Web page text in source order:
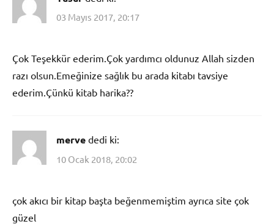
03 Mayıs 2017, 20:17
Çok Teşekkür ederim.Çok yardımcı oldunuz Allah sizden
razı olsun.Emeğinize sağlık bu arada kitabı tavsiye
ederim.Çünkü kitab harika??
merve dedi ki:
10 Ocak 2018, 20:02
çok akıcı bir kitap başta beğenmemiştim ayrıca site çok
güzel